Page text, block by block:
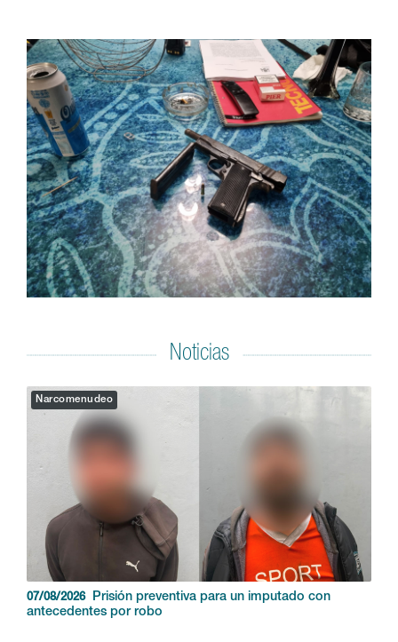
Noticias
Narcomenudeo
07/08/2026
Prisión preventiva para un imputado con
antecedentes por robo